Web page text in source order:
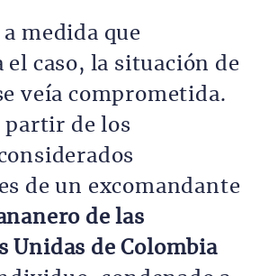
medida que
el caso, la situación de
veía comprometida.
partir de los
de un excomandante
de las
Unidas de Colombia